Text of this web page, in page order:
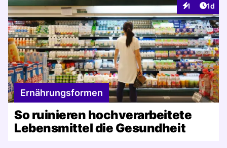
1
Interaktionen
1d
Ernährungsformen
So ruinieren hochverarbeitete
Lebensmittel die Gesundheit